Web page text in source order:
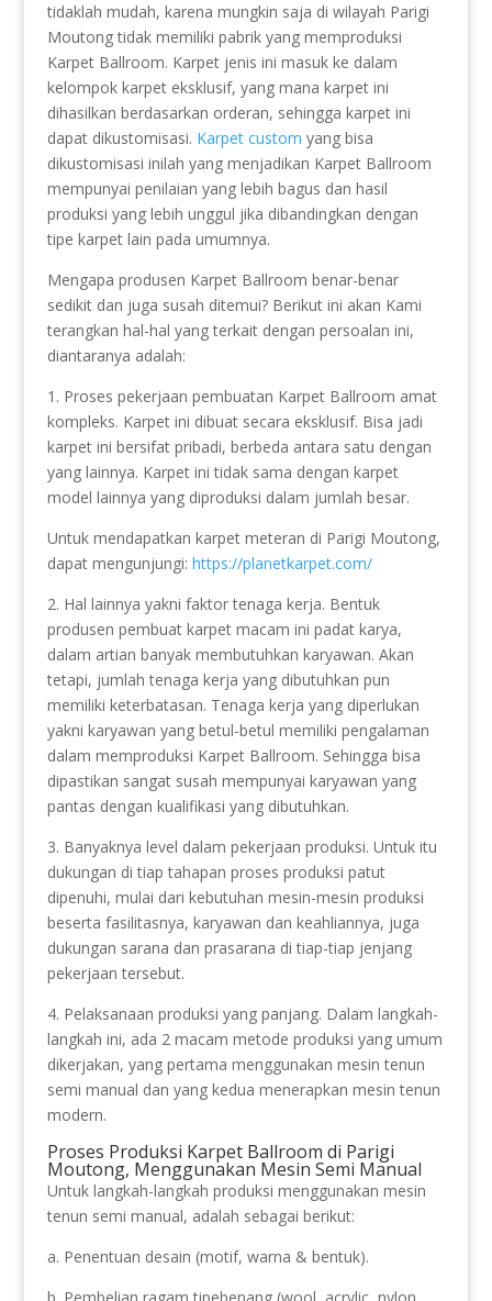
tidaklah mudah, karena mungkin saja di wilayah Parigi
Moutong tidak memiliki pabrik yang memproduksi
Karpet Ballroom. Karpet jenis ini masuk ke dalam
kelompok karpet eksklusif, yang mana karpet ini
dihasilkan berdasarkan orderan, sehingga karpet ini
dapat dikustomisasi. Karpet custom yang bisa
dikustomisasi inilah yang menjadikan Karpet Ballroom
mempunyai penilaian yang lebih bagus dan hasil
produksi yang lebih unggul jika dibandingkan dengan
tipe karpet lain pada umumnya.
Mengapa produsen Karpet Ballroom benar-benar
sedikit dan juga susah ditemui? Berikut ini akan Kami
terangkan hal-hal yang terkait dengan persoalan ini,
diantaranya adalah:
1. Proses pekerjaan pembuatan Karpet Ballroom amat
kompleks. Karpet ini dibuat secara eksklusif. Bisa jadi
karpet ini bersifat pribadi, berbeda antara satu dengan
yang lainnya. Karpet ini tidak sama dengan karpet
model lainnya yang diproduksi dalam jumlah besar.
Untuk mendapatkan karpet meteran di Parigi Moutong,
dapat mengunjungi: https://planetkarpet.com/
2. Hal lainnya yakni faktor tenaga kerja. Bentuk
produsen pembuat karpet macam ini padat karya,
dalam artian banyak membutuhkan karyawan. Akan
tetapi, jumlah tenaga kerja yang dibutuhkan pun
memiliki keterbatasan. Tenaga kerja yang diperlukan
yakni karyawan yang betul-betul memiliki pengalaman
dalam memproduksi Karpet Ballroom. Sehingga bisa
dipastikan sangat susah mempunyai karyawan yang
pantas dengan kualifikasi yang dibutuhkan.
3. Banyaknya level dalam pekerjaan produksi. Untuk itu
dukungan di tiap tahapan proses produksi patut
dipenuhi, mulai dari kebutuhan mesin-mesin produksi
beserta fasilitasnya, karyawan dan keahliannya, juga
dukungan sarana dan prasarana di tiap-tiap jenjang
pekerjaan tersebut.
4. Pelaksanaan produksi yang panjang. Dalam langkah-
langkah ini, ada 2 macam metode produksi yang umum
dikerjakan, yang pertama menggunakan mesin tenun
semi manual dan yang kedua menerapkan mesin tenun
modern.
Proses Produksi Karpet Ballroom di Parigi
Moutong, Menggunakan Mesin Semi Manual
Untuk langkah-langkah produksi menggunakan mesin
tenun semi manual, adalah sebagai berikut:
a. Penentuan desain (motif, warna & bentuk).